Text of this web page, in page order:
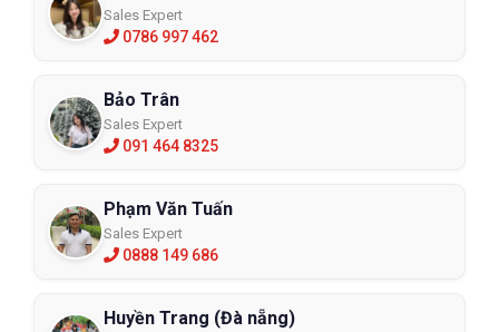
Sales Expert
0786 997 462
Bảo Trân
Sales Expert
091 464 8325
Phạm Văn Tuấn
Sales Expert
0888 149 686
Huyền Trang (Đà nẵng)